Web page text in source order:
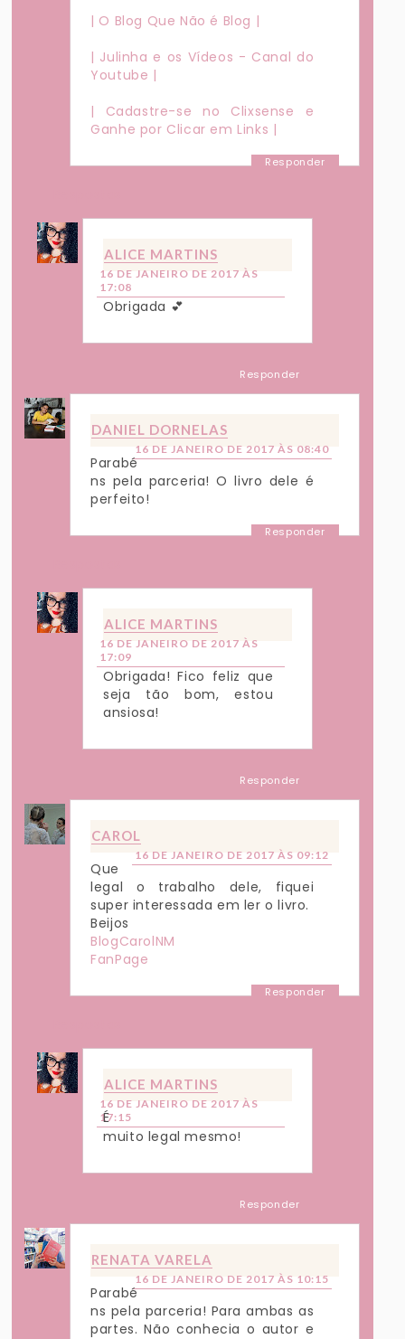
| O Blog Que Não é Blog |
| Julinha e os Vídeos - Canal do
Youtube |
| Cadastre-se no Clixsense e
Ganhe por Clicar em Links |
Responder
ALICE MARTINS
16 DE JANEIRO DE 2017 ÀS
17:08
Obrigada 💕
Responder
DANIEL DORNELAS
16 DE JANEIRO DE 2017 ÀS 08:40
Parabé
ns pela parceria! O livro dele é
perfeito!
Responder
ALICE MARTINS
16 DE JANEIRO DE 2017 ÀS
17:09
Obrigada! Fico feliz que
seja tão bom, estou
ansiosa!
Responder
CAROL
16 DE JANEIRO DE 2017 ÀS 09:12
Que
legal o trabalho dele, fiquei
super interessada em ler o livro.
Beijos
BlogCarolNM
FanPage
Responder
ALICE MARTINS
16 DE JANEIRO DE 2017 ÀS
17:15
É
muito legal mesmo!
Responder
RENATA VARELA
16 DE JANEIRO DE 2017 ÀS 10:15
Parabé
ns pela parceria! Para ambas as
partes. Não conhecia o autor e